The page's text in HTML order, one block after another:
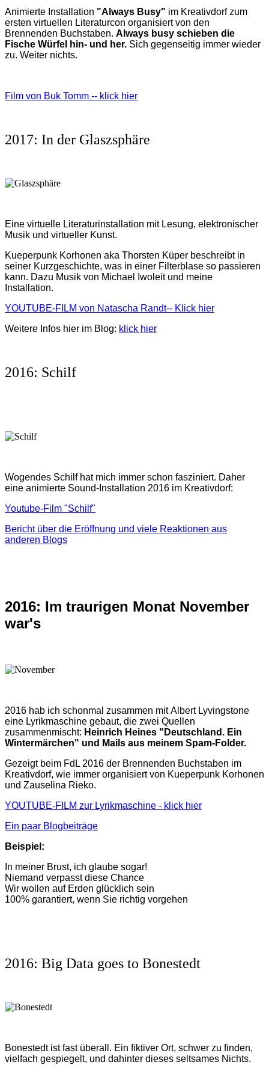
Animierte Installation "Always Busy" im Kreativdorf zum
ersten virtuellen Literaturcon organisiert von den
Brennenden Buchstaben. Always busy schieben die
Fische Würfel hin- und her. Sich gegenseitig immer wieder
zu. Weiter nichts.
Film von Buk Tomm -- klick hier
2017: In der Glaszsphäre
Eine virtuelle Literaturinstallation mit Lesung, elektronischer
Musik und virtueller Kunst.
Kueperpunk Korhonen aka Thorsten Küper beschreibt in
seiner Kurzgeschichte, was in einer Filterblase so passieren
kann. Dazu Musik von Michael Iwoleit und meine
Installation.
YOUTUBE-FILM von Natascha Randt-- Klick hier
Weitere Infos hier im Blog: klick hier
2016: Schilf
Wogendes Schilf hat mich immer schon fasziniert. Daher
eine animierte Sound-Installation 2016 im Kreativdorf:
Youtube-Film "Schilf"
Bericht über die Eröffnung und viele Reaktionen aus
anderen Blogs
2016: Im traurigen Monat November
war's
2016 hab ich schonmal zusammen mit Albert Lyvingstone
eine Lyrikmaschine gebaut, die zwei Quellen
zusammenmischt: Heinrich Heines "Deutschland. Ein
Wintermärchen" und Mails aus meinem Spam-Folder.
Gezeigt beim FdL 2016 der Brennenden Buchstaben im
Kreativdorf, wie immer organisiert von Kueperpunk Korhonen
und Zauselina Rieko.
YOUTUBE-FILM zur Lyrikmaschine - klick hier
Ein paar Blogbeiträge
Beispiel:
In meiner Brust, ich glaube sogar!
Niemand verpasst diese Chance
Wir wollen auf Erden glücklich sein
100% garantiert, wenn Sie richtig vorgehen
2016: Big Data goes to Bonestedt
Bonestedt ist fast überall. Ein fiktiver Ort, schwer zu finden,
vielfach gespiegelt, und dahinter dieses seltsames Nichts.